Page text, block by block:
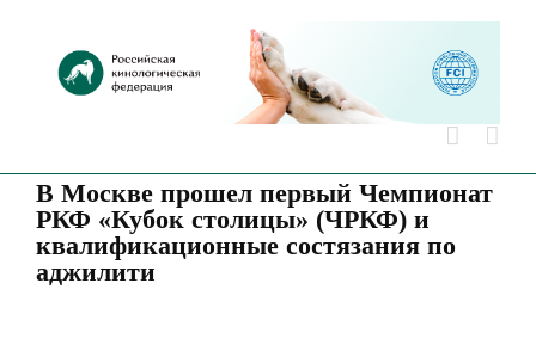
В Москве прошел первый Чемпионат
РКФ «Кубок столицы» (ЧРКФ) и
квалификационные состязания по
аджилити